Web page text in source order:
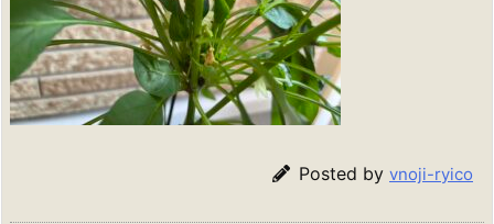
Posted by vnoji-ryico